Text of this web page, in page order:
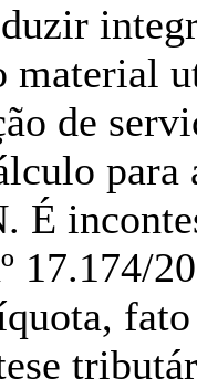
material
de
para
É
17.174/